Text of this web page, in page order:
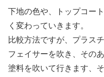
下地の色や、トップコー
く変わっていきます。
比較方法ですが、プラス
フェイサーを吹き、その
塗料を吹いて行きます、